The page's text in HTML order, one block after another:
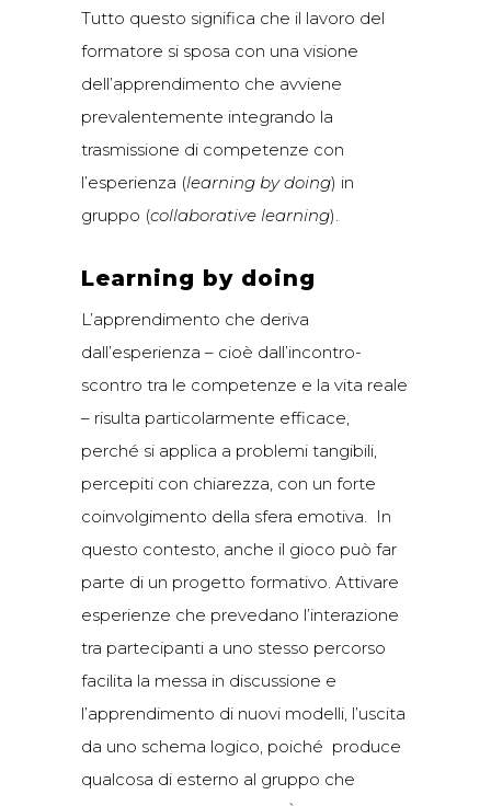
Tutto questo significa che il lavoro del
formatore si sposa con una visione
dell’apprendimento che avviene
prevalentemente integrando la
trasmissione di competenze con
l’esperienza (learning by doing) in
gruppo (collaborative learning).
Learning by doing
L’apprendimento che deriva
dall’esperienza – cioè dall’incontro-
scontro tra le competenze e la vita reale
– risulta particolarmente efficace,
perché si applica a problemi tangibili,
percepiti con chiarezza, con un forte
coinvolgimento della sfera emotiva. In
questo contesto, anche il gioco può far
parte di un progetto formativo. Attivare
esperienze che prevedano l’interazione
tra partecipanti a uno stesso percorso
facilita la messa in discussione e
l’apprendimento di nuovi modelli, l’uscita
da uno schema logico, poiché produce
qualcosa di esterno al gruppo che